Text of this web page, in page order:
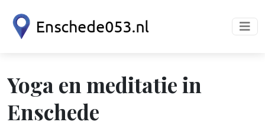
Yoga en meditatie in
Enschede